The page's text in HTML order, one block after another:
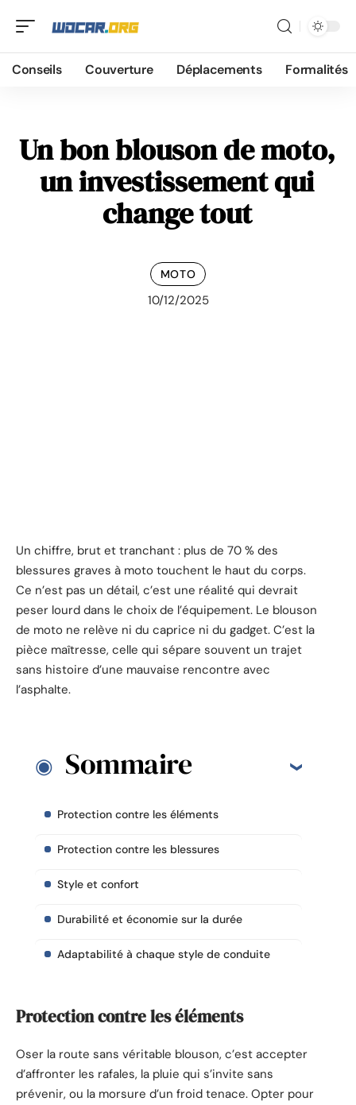
Conseils Couverture Déplacements Formalités
Un bon blouson de moto,
un investissement qui
change tout
MOTO
10/12/2025
Un chiffre, brut et tranchant : plus de 70 % des
blessures graves à moto touchent le haut du corps.
Ce n’est pas un détail, c’est une réalité qui devrait
peser lourd dans le choix de l’équipement. Le blouson
de moto ne relève ni du caprice ni du gadget. C’est la
pièce maîtresse, celle qui sépare souvent un trajet
sans histoire d’une mauvaise rencontre avec
l’asphalte.
Sommaire
Protection contre les éléments
Protection contre les blessures
Style et confort
Durabilité et économie sur la durée
Adaptabilité à chaque style de conduite
Protection contre les éléments
Oser la route sans véritable blouson, c’est accepter
d’affronter les rafales, la pluie qui s’invite sans
prévenir, ou la morsure d’un froid tenace. Opter pour